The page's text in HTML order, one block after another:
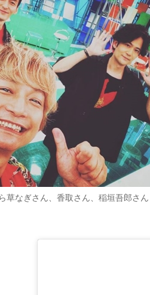
草なぎさん、香取さん、稲垣吾郎さ